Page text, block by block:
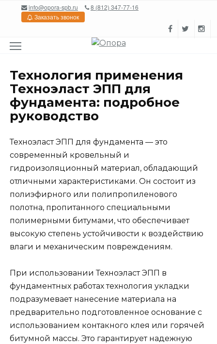
Перейтиinfo@opora-spb.ru
8 (812) 347-77-16
Заказать звонок
Технология применения
Техноэласт ЭПП для
фундамента: подробное
руководство
Техноэласт ЭПП для фундамента — это
современный кровельный и
гидроизоляционный материал, обладающий
отличными характеристиками. Он состоит из
полиэфирного или полипропиленового
полотна, пропитанного специальными
полимерными битумами, что обеспечивает
высокую степень устойчивости к воздействию
влаги и механическим повреждениям.
При использовании Техноэласт ЭПП в
фундаментных работах технология укладки
подразумевает нанесение материала на
предварительно подготовленное основание с
использованием контакного клея или горячей
битумной массы. Это гарантирует надежную